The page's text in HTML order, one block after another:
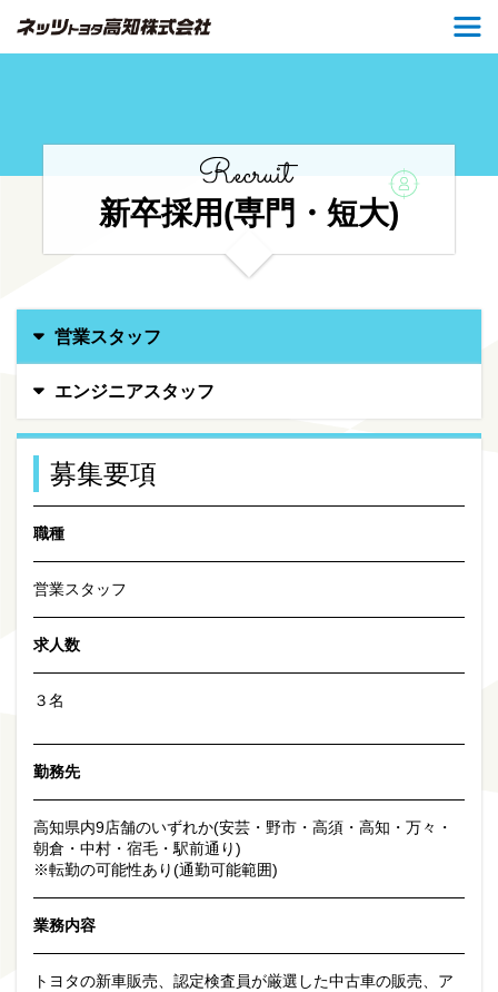
新卒採用(専門・短大)
営業スタッフ
エンジニアスタッフ
募集要項
職種
営業スタッフ
求人数
３名
勤務先
高知県内9店舗のいずれか(安芸・野市・高須・高知・万々・
朝倉・中村・宿毛・駅前通り)
※転勤の可能性あり(通勤可能範囲)
業務内容
トヨタの新車販売、認定検査員が厳選した中古車の販売、ア